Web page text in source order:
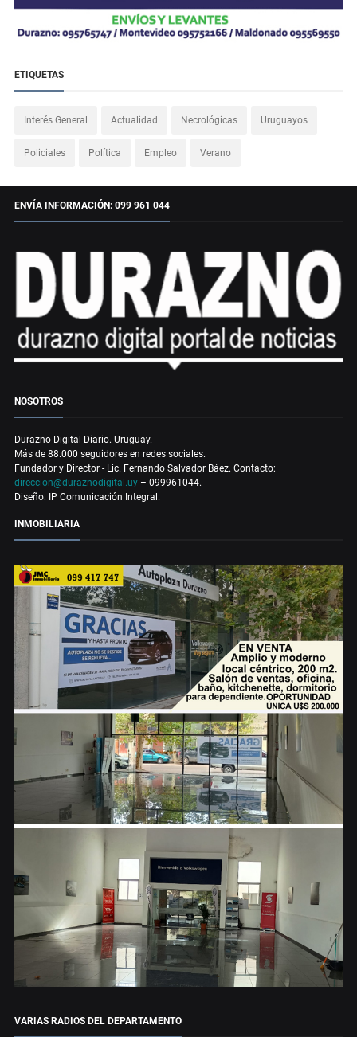
ETIQUETAS
Interés General Actualidad Necrológicas Uruguayos
Policiales Política Empleo Verano
ENVÍA INFORMACIÓN: 099 961 044
NOSOTROS
Durazno Digital Diario. Uruguay.
Más de 88.000 seguidores en redes sociales.
Fundador y Director - Lic. Fernando Salvador Báez. Contacto:
direccion@duraznodigital.uy – 099961044.
Diseño: IP Comunicación Integral.
INMOBILIARIA
VARIAS RADIOS DEL DEPARTAMENTO